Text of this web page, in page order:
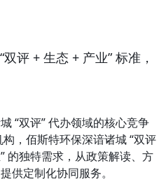
评 + 生态 + 产业” 标准，
“双评” 代办领域的核心竞争
，佰斯特环保深谙诸城 “双评
的独特需求，从政策解读、方
供定制化协同服务。